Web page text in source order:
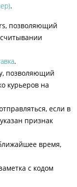
.
позволяющий
.
позволяющий
курьеров на
если в
признак
время,
с кодом